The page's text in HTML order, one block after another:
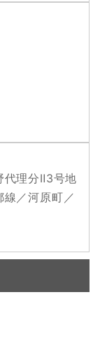
代理分Ⅱ3号地
線／河原町／